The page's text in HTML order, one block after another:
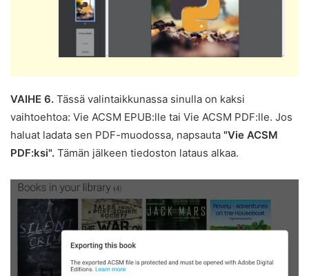
VAIHE 6. Tässä valintaikkunassa sinulla on kaksi
vaihtoehtoa: Vie ACSM EPUB:lle tai Vie ACSM PDF:lle. Jos
haluat ladata sen PDF-muodossa, napsauta "Vie ACSM
PDF:ksi". Tämän jälkeen tiedoston lataus alkaa.